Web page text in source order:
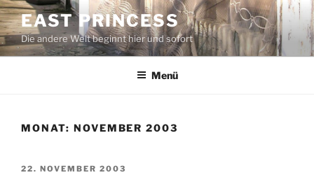
Zum
Inhalt
springen
EAST PRINCESS
Die andere Welt beginnt hier und sofort
Menü
MONAT: NOVEMBER 2003
VERÖFFENTLICHT
22. NOVEMBER 2003